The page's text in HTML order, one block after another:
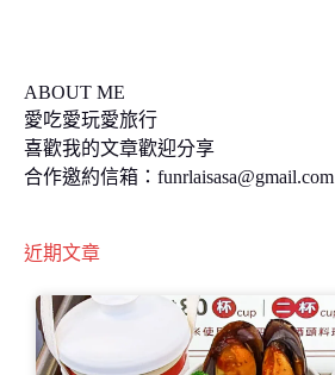
ABOUT ME
愛吃愛玩愛旅行
喜歡我的文章歡迎分享
合作邀約信箱： funrlaisasa@gmail.com
近期文章